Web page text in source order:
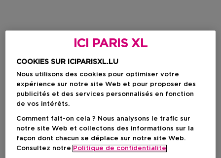
ICI PARIS XL
COOKIES SUR ICIPARISXL.LU
Nous utilisons des cookies pour optimiser votre
expérience sur notre site Web et pour proposer des
publicités et des services personnalisés en fonction
de vos intérêts.
Comment fait-on cela ? Nous analysons le trafic sur
notre site Web et collectons des informations sur la
façon dont chacun se déplace sur notre site Web.
Consultez notre Politique de confidentialite